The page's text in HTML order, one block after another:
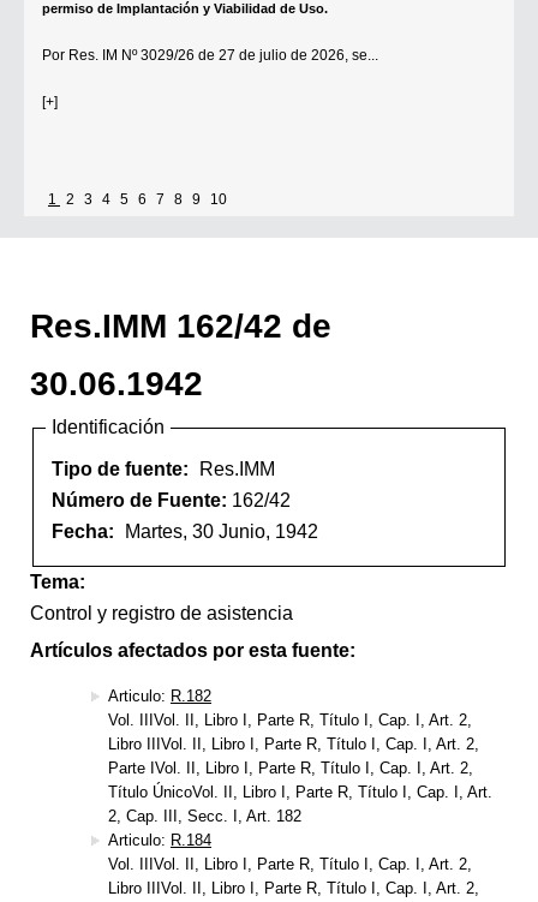
permiso de Implantación y Viabilidad de Uso.
Por Res. IM Nº 3029/26 de 27 de julio de 2026, se...
[+]
1 2 3 4 5 6 7 8 9 10
Res.IMM 162/42 de
30.06.1942
Identificación
Tipo de fuente:
Res.IMM
Número de Fuente: 162/42
Fecha:
Martes, 30 Junio, 1942
Tema:
Control y registro de asistencia
Artículos afectados por esta fuente:
Articulo: R.182
Vol. IIIVol. II, Libro I, Parte R, Título I, Cap. I, Art. 2,
Libro IIIVol. II, Libro I, Parte R, Título I, Cap. I, Art. 2,
Parte IVol. II, Libro I, Parte R, Título I, Cap. I, Art. 2,
Título ÚnicoVol. II, Libro I, Parte R, Título I, Cap. I, Art.
2, Cap. III, Secc. I, Art. 182
Articulo: R.184
Vol. IIIVol. II, Libro I, Parte R, Título I, Cap. I, Art. 2,
Libro IIIVol. II, Libro I, Parte R, Título I, Cap. I, Art. 2,